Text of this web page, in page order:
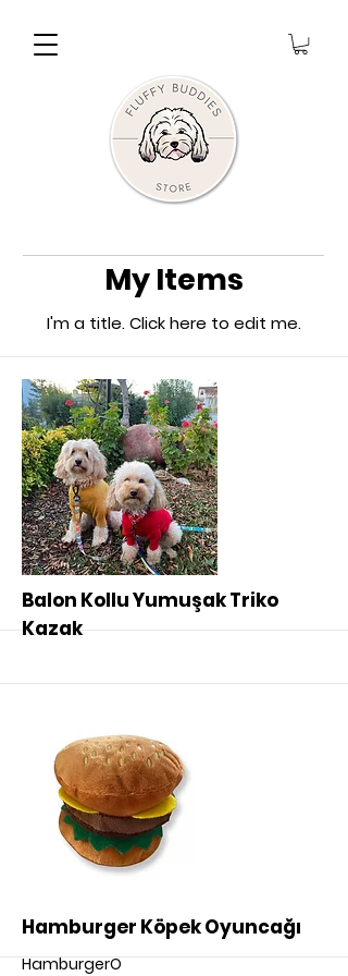
My Items
I'm a title. ​Click here to edit me.
Balon Kollu Yumuşak Triko
Kazak
More
Hamburger Köpek Oyuncağı
HamburgerO